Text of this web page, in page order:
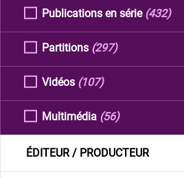
Publications en série (432)
Partitions (297)
Vidéos (107)
Multimédia (56)
ÉDITEUR / PRODUCTEUR